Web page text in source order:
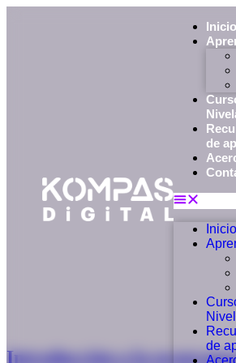
Inicio
de
Inicio
de
Introducción a la